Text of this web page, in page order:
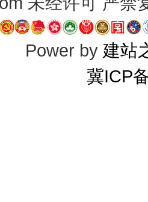
Power by 建站
冀ICP